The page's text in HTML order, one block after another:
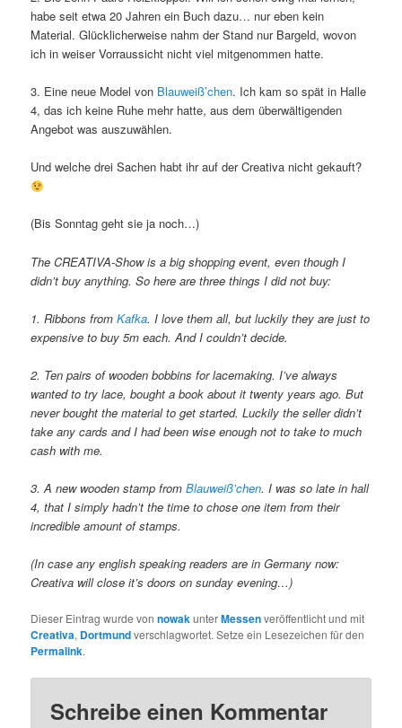
habe seit etwa 20 Jahren ein Buch dazu… nur eben kein
Material. Glücklicherweise nahm der Stand nur Bargeld, wovon
ich in weiser Vorraussicht nicht viel mitgenommen hatte.
3. Eine neue Model von Blauweiß’chen. Ich kam so spät in Halle
4, das ich keine Ruhe mehr hatte, aus dem überwältigenden
Angebot was auszuwählen.
Und welche drei Sachen habt ihr auf der Creativa nicht gekauft?
(Bis Sonntag geht sie ja noch…)
The CREATIVA-Show is a big shopping event, even though I
didn’t buy anything. So here are three things I did not buy:
1. Ribbons fromKafka. I love them all, but luckily they are just to
expensive to buy 5m each. And I couldn’t decide.
2. Ten pairs of wooden bobbins for lacemaking. I’ve always
wanted to try lace, bought a book about it twenty years ago. But
never bought the material to get started. Luckily the seller didn’t
take any cards and I had been wise enough not to take to much
cash with me.
3. A new wooden stamp fromBlauweiß’chen. I was so late in hall
4, that I simply hadn’t the time to chose one item from their
incredible amount of stamps.
(In case any english speaking readers are in Germany now:
Creativa will close it’s doors on sunday evening…)
Dieser Eintrag wurde vonnowakunterMessenveröffentlicht und mit
Creativa, Dortmundverschlagwortet. Setze ein Lesezeichen für den
Permalink.
Schreibe einen Kommentar